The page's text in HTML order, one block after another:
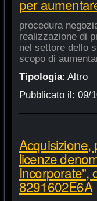
per
procedura
realizzazione di
nel settore dello
scopo di
Tipologia: Altro
Pubblicato il: 09/
Acquisizione,
licenze
Incorporate",
8291602E6A